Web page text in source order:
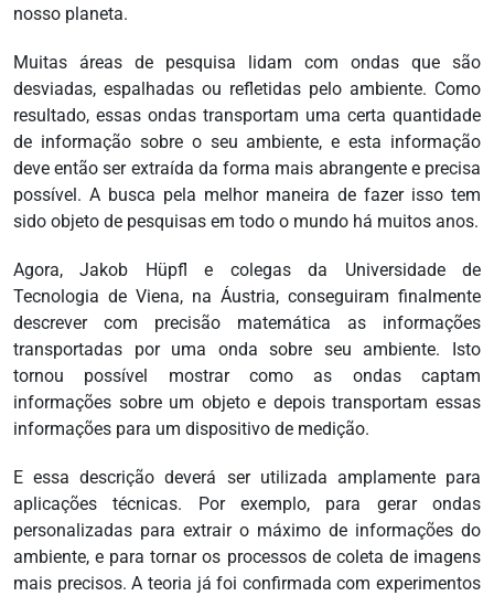
nosso planeta.
Muitas áreas de pesquisa lidam com ondas que são
desviadas, espalhadas ou refletidas pelo ambiente. Como
resultado, essas ondas transportam uma certa quantidade
de informação sobre o seu ambiente, e esta informação
deve então ser extraída da forma mais abrangente e precisa
possível. A busca pela melhor maneira de fazer isso tem
sido objeto de pesquisas em todo o mundo há muitos anos.
Agora, Jakob Hüpfl e colegas da Universidade de
Tecnologia de Viena, na Áustria, conseguiram finalmente
descrever com precisão matemática as informações
transportadas por uma onda sobre seu ambiente. Isto
tornou possível mostrar como as ondas captam
informações sobre um objeto e depois transportam essas
informações para um dispositivo de medição.
E essa descrição deverá ser utilizada amplamente para
aplicações técnicas. Por exemplo, para gerar ondas
personalizadas para extrair o máximo de informações do
ambiente, e para tornar os processos de coleta de imagens
mais precisos. A teoria já foi confirmada com experimentos